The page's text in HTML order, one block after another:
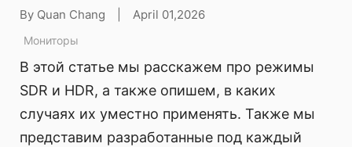
By Quan Chang April 01,2026
Мониторы
В этой статье мы расскажем про режимы
SDR и HDR, а также опишем, в каких
случаях их уместно применять. Также мы
представим разработанные под каждый